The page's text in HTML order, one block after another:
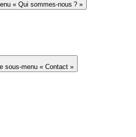
« Qui sommes-nous ? »
sous-menu « Contact »